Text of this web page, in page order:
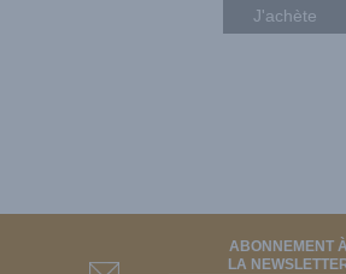
J'achète
ABONNEMENT À
LA